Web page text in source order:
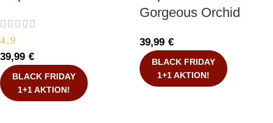
4,9
39,99 €
BLACK FRIDAY
1+1 AKTION!
Gorgeous Orchid
39,99 €
BLACK FRIDAY
1+1 AKTION!